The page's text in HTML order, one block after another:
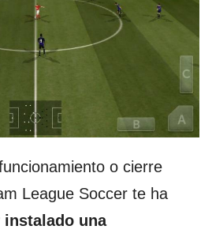
o cierre
League Soccer te ha
instalado una